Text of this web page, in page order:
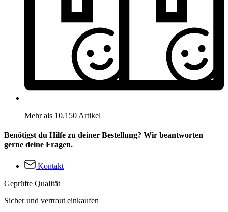
Mehr als 10.150 Artikel
Benötigst du Hilfe zu deiner Bestellung? Wir beantworten
gerne deine Fragen.
Kontakt
Geprüfte Qualität
Sicher und vertraut einkaufen